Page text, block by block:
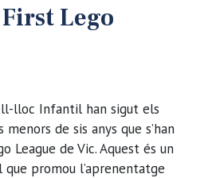
Lego
lloc Infantil han sigut els
menors de sis anys que s’han
League de Vic. Aquest és un
promou l’aprenentatge